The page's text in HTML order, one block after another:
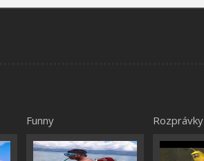
Funny Rozprávky